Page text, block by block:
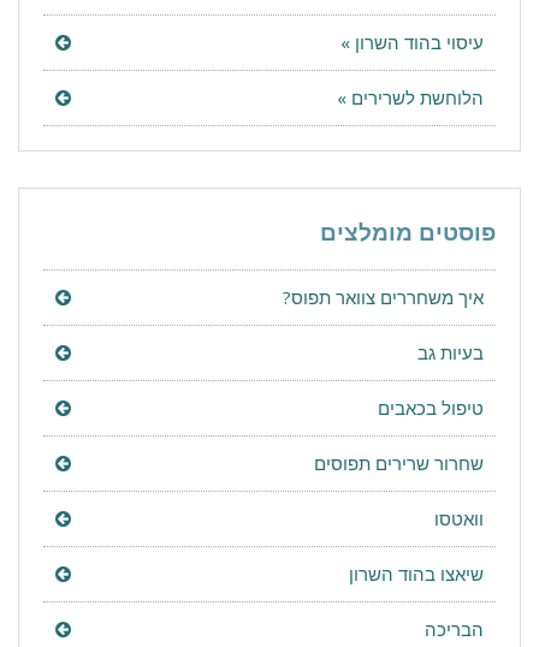
עיסוי בהוד השרון »
הלוחשת לשרירים »
פוסטים מומלצים
איך משחררים צוואר תפוס?
בעיות גב
טיפול בכאבים
שחרור שרירים תפוסים
וואטסו
שיאצו בהוד השרון
הבריכה